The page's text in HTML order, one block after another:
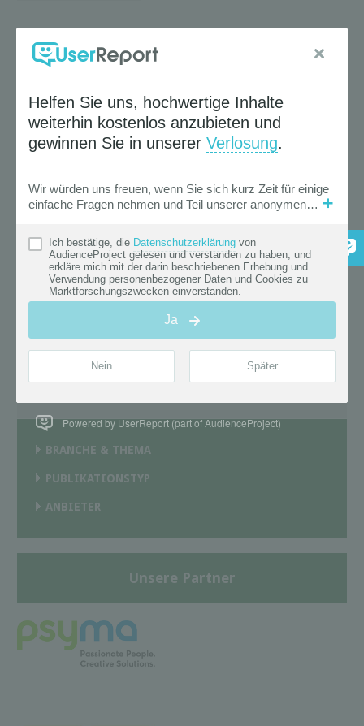
Stadt oder Land? - So wohnen die Deutschen
13. Jun 2019 • News • CIVEY • Marktforschung
Den Deutschen mangele es an
Wohnraum, heißt es überall. Die Studie
zeigt die Einstellungen zu Mieten und
den bevorzugtesten Wohnorten und
Wohnorten. Zeit, einen Blick ...
« Zurück |Weiter »
News Filter
( 21 Treffer )
Jahr/Monat
BRANCHE & THEMA
PUBLIKATIONSTYP
ANBIETER
Unsere Partner
Powered by UserReport (part of AudienceProject)